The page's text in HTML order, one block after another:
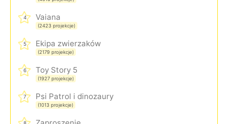
4 Vaiana
(2423 projekcje)
5 Ekipa zwierzaków
(2179 projekcje)
6 Toy Story 5
(1927 projekcje)
7 Psi Patrol i dinozaury
(1013 projekcje)